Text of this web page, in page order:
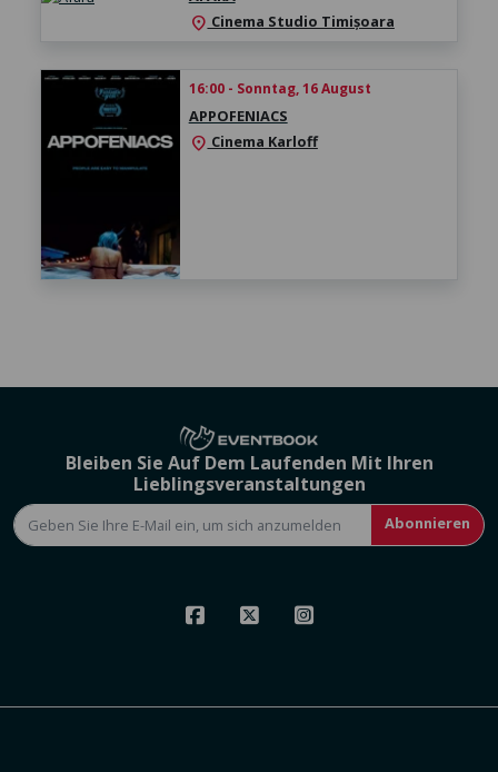
location_on Cinema Studio Timișoara
16:00 - Sonntag, 16 August
APPOFENIACS
location_on Cinema Karloff
Bleiben Sie Auf Dem Laufenden Mit Ihren
Lieblingsveranstaltungen
Abonnieren